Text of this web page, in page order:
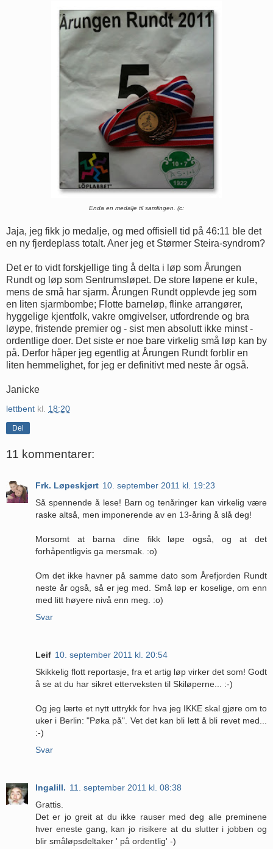
Enda en medalje til samlingen. (c:
Jaja, jeg fikk jo medalje, og med offisiell tid på 46:11 ble det
en ny fjerdeplass totalt. Aner jeg et Størmer Steira-syndrom?
Det er to vidt forskjellige ting å delta i løp som Årungen
Rundt og løp som Sentrumsløpet. De store løpene er kule,
mens de små har sjarm. Årungen Rundt opplevde jeg som
en liten sjarmbombe; Flotte barneløp, flinke arrangører,
hyggelige kjentfolk, vakre omgivelser, utfordrende og bra
løype, fristende premier og - sist men absolutt ikke minst -
ordentlige doer. Det siste er noe bare virkelig små løp kan by
på. Derfor håper jeg egentlig at Årungen Rundt forblir en
liten hemmelighet, for jeg er definitivt med neste år også.
Janicke
lettbent kl. 18:20
Del
11 kommentarer:
Frk. Løpeskjørt 10. september 2011 kl. 19:23
Så spennende å lese! Barn og tenåringer kan virkelig være
raske altså, men imponerende av en 13-åring å slå deg!
Morsomt at barna dine fikk løpe også, og at det
forhåpentligvis ga mersmak. :o)
Om det ikke havner på samme dato som Årefjorden Rundt
neste år også, så er jeg med. Små løp er koselige, om enn
med litt høyere nivå enn meg. :o)
Svar
Leif 10. september 2011 kl. 20:54
Skikkelig flott reportasje, fra et artig løp virker det som! Godt
å se at du har sikret etterveksten til Skiløperne... :-)
Og jeg lærte et nytt uttrykk for hva jeg IKKE skal gjøre om to
uker i Berlin: "Pøka på". Vet det kan bli lett å bli revet med...
:-)
Svar
Ingalill. 11. september 2011 kl. 08:38
Grattis.
Det er jo greit at du ikke rauser med deg alle preminene
hver eneste gang, kan jo risikere at du slutter i jobben og
blir småløpsdeltaker ' på ordentlig' -)